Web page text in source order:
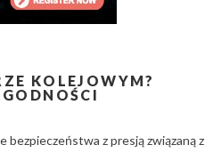
KOLEJOWYM?
bezpieczeństwa z presją związaną z